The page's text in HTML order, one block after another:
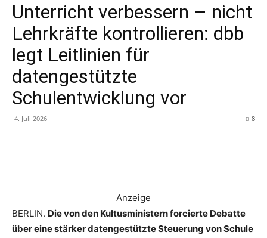
Unterricht verbessern – nicht
Lehrkräfte kontrollieren: dbb
legt Leitlinien für
datengestützte
Schulentwicklung vor
4. Juli 2026 8
Anzeige
BERLIN. Die von den Kultusministern forcierte Debatte
über eine stärker datengestützte Steuerung von Schule